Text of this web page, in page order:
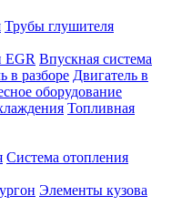
Трубы глушителя
EGR Впускная система
в разборе Двигатель в
оборудование
Топливная
Система отопления
Элементы кузова